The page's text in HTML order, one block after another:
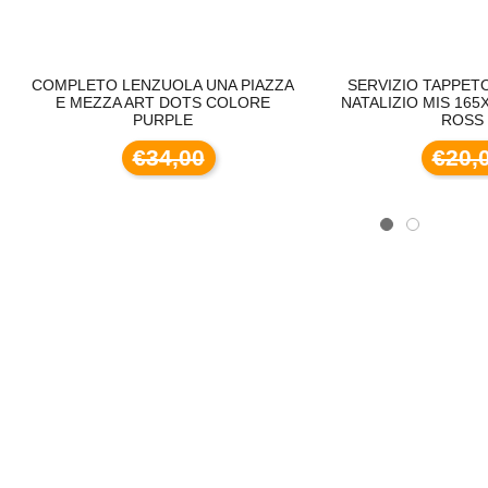
LENZUOLA UNA PIAZZA
E MEZZA ART DOTS COLORE
€34,00
SERVIZIO TAPPETO DA
NATALIZIO MIS 165X320
€20,00